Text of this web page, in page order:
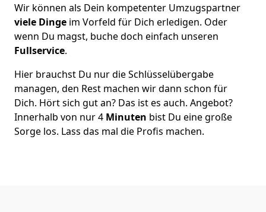
Wir können als Dein kompetenter Umzugspartner
viele Dinge im Vorfeld für Dich erledigen. Oder
wenn Du magst, buche doch einfach unseren
Fullservice.
Hier brauchst Du nur die Schlüsselübergabe
managen, den Rest machen wir dann schon für
Dich. Hört sich gut an? Das ist es auch. Angebot?
Innerhalb von nur 4 Minuten bist Du eine große
Sorge los. Lass das mal die Profis machen.